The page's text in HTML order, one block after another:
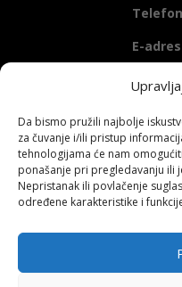
Da bismo pružili najbolje
za čuvanje i/ili pristup
tehnologijama će nam
ponašanje pri pregledavanju ili
Nepristanak ili povlačenje
određene karakteristike i
E-
OIB:
IBAN
SWIFT:
Copyright All